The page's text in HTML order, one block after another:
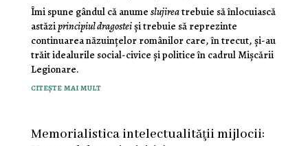
Îmi spune gândul că anume slujireatrebuie să înlocuiască
astăziprincipiul dragosteişi trebuie să reprezinte
continuarea năzuinţelor românilor care, în trecut, şi-au
trăit idealurile social-civice şi politice în cadrul Mişcării
Legionare.
citește mai mult
Memorialistica intelectualităţii mijlocii: